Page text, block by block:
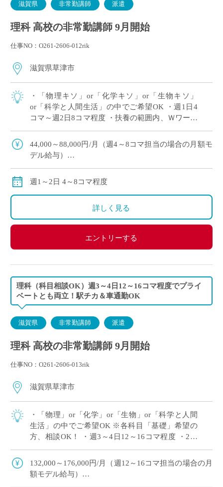
滋賀県 非常勤講師 派遣
理科 高校の非常勤講師 9月開始
仕事NO：O261-2606-012rik
滋賀県草津市
・「物理キソ」or「化学キソ」or「生物キソ」
or「科学と人間生活」の中でご希望OK ・週1日4
コマ～週2日8コマ程度 ・扶養の範囲内、Ｗワーク
高等学校にて、理科の非常勤講師 […]
44,000～88,000円/月（週4～8コマ担当の場合の月額モ
デル給与）
算になります。
週1～2日 4～8コマ程度
詳しく見る
エントリーする
理科（科目相談OK）週3～4日12～16コマ程度でプライ
ベートとも両立！駅チカ＆車通勤OK
滋賀県 非常勤講師 派遣
理科 高校の非常勤講師 9月開始
仕事NO：O261-2606-013rik
滋賀県草津市
・「物理」or「化学」or「生物」or「科学と人間
生活」の中でご希望OK ※各科目「基礎」希望の
方、相談OK！ ・週3～4日12～16コマ程度 ・2学
学校にて、理科の非常勤講 […]
132,000～176,000円/月（週12～16コマ担当の場合の月
額モデル給与）